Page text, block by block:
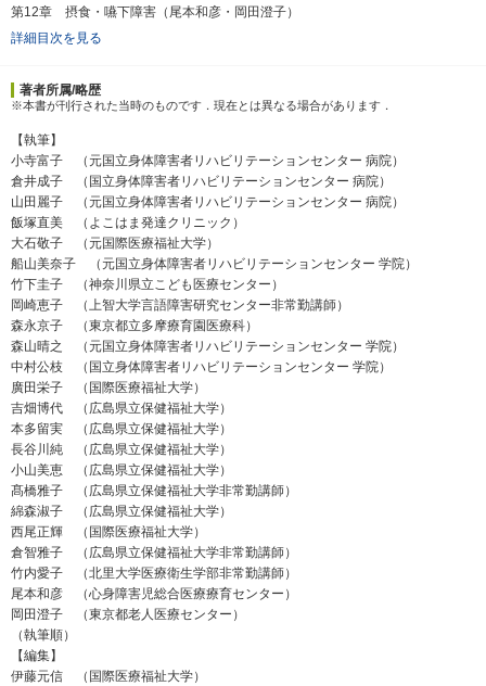
第12章 摂食・嚥下障害（尾本和彦・岡田澄子）
詳細目次を見る
著者所属/略歴
※本書が刊行された当時のものです．現在とは異なる場合があります．
【執筆】
小寺富子 （元国立身体障害者リハビリテーションセンター 病院）
倉井成子 （国立身体障害者リハビリテーションセンター 病院）
山田麗子 （元国立身体障害者リハビリテーションセンター 病院）
飯塚直美 （よこはま発達クリニック）
大石敬子 （元国際医療福祉大学）
船山美奈子 （元国立身体障害者リハビリテーションセンター 学院）
竹下圭子 （神奈川県立こども医療センター）
岡崎恵子 （上智大学言語障害研究センター非常勤講師）
森永京子 （東京都立多摩療育園医療科）
森山晴之 （元国立身体障害者リハビリテーションセンター 学院）
中村公枝 （国立身体障害者リハビリテーションセンター 学院）
廣田栄子 （国際医療福祉大学）
吉畑博代 （広島県立保健福祉大学）
本多留実 （広島県立保健福祉大学）
長谷川純 （広島県立保健福祉大学）
小山美恵 （広島県立保健福祉大学）
髙橋雅子 （広島県立保健福祉大学非常勤講師）
綿森淑子 （広島県立保健福祉大学）
西尾正輝 （国際医療福祉大学）
倉智雅子 （広島県立保健福祉大学非常勤講師）
竹内愛子 （北里大学医療衛生学部非常勤講師）
尾本和彦 （心身障害児総合医療療育センター）
岡田澄子 （東京都老人医療センター）
（執筆順）
【編集】
伊藤元信 （国際医療福祉大学）